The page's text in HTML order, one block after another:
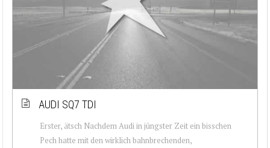
AUDI SQ7 TDI
Erster, ätsch Nachdem Audi in jüngster Zeit ein bisschen
Pech hatte mit den wirklich bahnbrechenden,